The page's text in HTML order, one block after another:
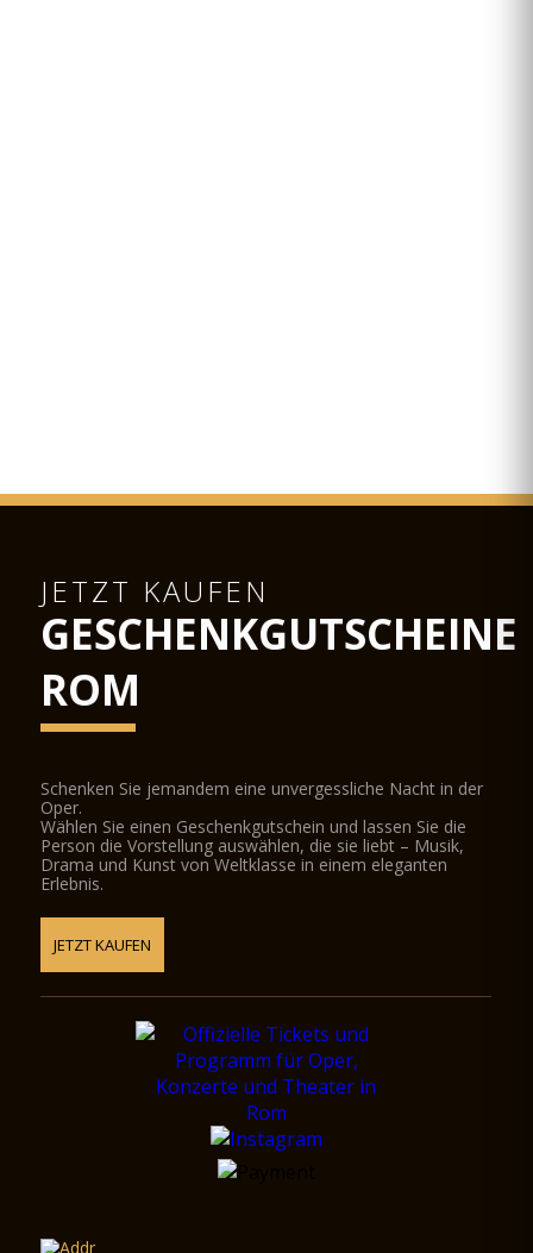
JETZT KAUFEN
GESCHENKGUTSCHEINE
ROM
Schenken Sie jemandem eine unvergessliche Nacht in der
Oper.
Wählen Sie einen Geschenkgutschein und lassen Sie die
Person die Vorstellung auswählen, die sie liebt – Musik,
Drama und Kunst von Weltklasse in einem eleganten
Erlebnis.
JETZT KAUFEN